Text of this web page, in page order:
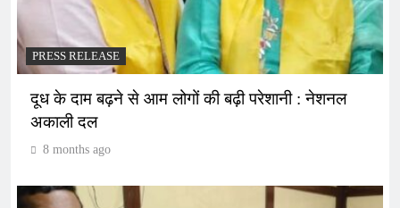
PRESS RELEASE
दूध के दाम बढ़ने से आम लोगों की बढ़ी परेशानी : नेशनल
अकाली दल
8 months ago